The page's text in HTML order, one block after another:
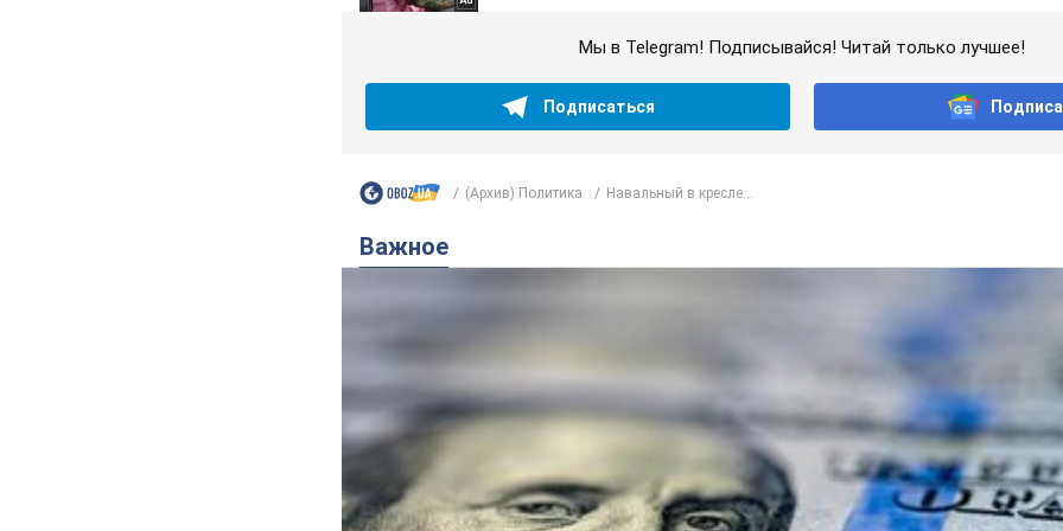
Мы в Telegram! Подписывайся! Читай только лучшее!
Подписаться
(Архив) Политика Навальный в кресле...
Важное